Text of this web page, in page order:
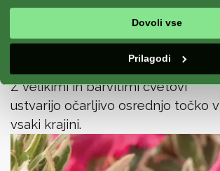
Dovoli vse
Prilagodi
kompaktne velikosti pa so
primerne za majhne vrtove in
posode. Uživajte v njihovi
dolgotrajni lepoti skozi vso sezono.
Z velikimi in barvitimi cvetovi
ustvarijo očarljivo osrednjo točko v
vsaki krajini.